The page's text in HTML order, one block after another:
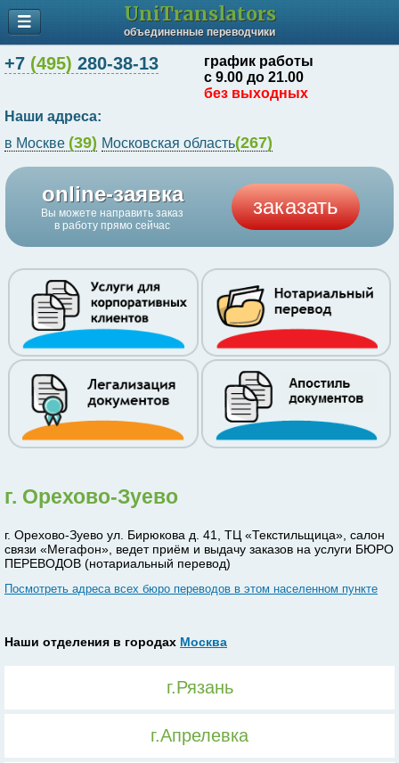
+7 (495) 280-38-13
график работы
с 9.00 до 21.00
без выходных
Наши адреса:
в Москве (39) Московская область(267)
online-заявка
Вы можете направить заказ
в работу прямо сейчас
заказать
г. Орехово-Зуево
г. Орехово-Зуево ул. Бирюкова д. 41, ТЦ «Текстильщица», салон
связи «Мегафон», ведет приём и выдачу заказов на услуги БЮРО
ПЕРЕВОДОВ (нотариальный перевод)
Посмотреть адреса всех бюро переводов в этом населенном пункте
Наши отделения в городах Москва
г.Рязань
г.Апрелевка
UniTranslators
объединенные переводчики